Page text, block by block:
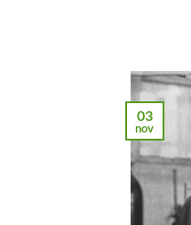
03
nov